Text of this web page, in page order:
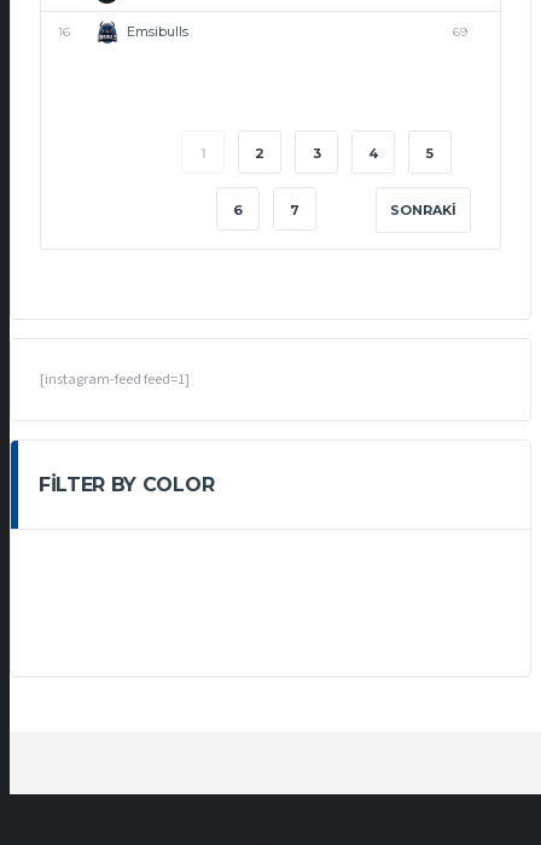
16 Emsibulls 69
1 2 3 4 5
6 7 SONRAKI
[instagram-feed feed=1]
FILTER BY COLOR